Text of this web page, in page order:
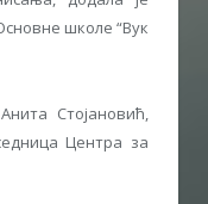
школе “Вук
Стојановић,
Центра за